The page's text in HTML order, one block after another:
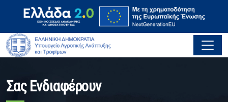
Σας Ενδιαφέρουν